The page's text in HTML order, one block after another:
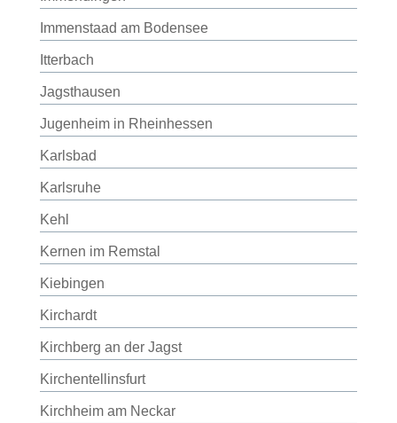
Immenstaad am Bodensee
Itterbach
Jagsthausen
Jugenheim in Rheinhessen
Karlsbad
Karlsruhe
Kehl
Kernen im Remstal
Kiebingen
Kirchardt
Kirchberg an der Jagst
Kirchentellinsfurt
Kirchheim am Neckar